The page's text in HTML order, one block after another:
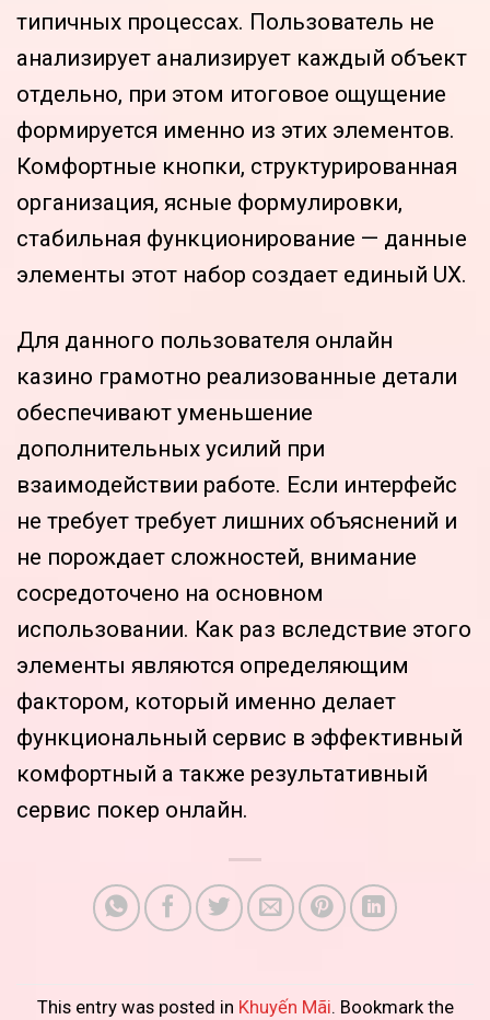
типичных процессах. Пользователь не
анализирует анализирует каждый объект
отдельно, при этом итоговое ощущение
формируется именно из этих элементов.
Комфортные кнопки, структурированная
организация, ясные формулировки,
стабильная функционирование — данные
элементы этот набор создает единый UX.
Для данного пользователя онлайн
казино грамотно реализованные детали
обеспечивают уменьшение
дополнительных усилий при
взаимодействии работе. Если интерфейс
не требует требует лишних объяснений и
не порождает сложностей, внимание
сосредоточено на основном
использовании. Как раз вследствие этого
элементы являются определяющим
фактором, который именно делает
функциональный сервис в эффективный
комфортный а также результативный
сервис покер онлайн.
This entry was posted in Khuyến Mãi. Bookmark the